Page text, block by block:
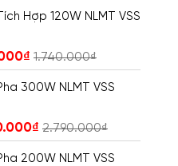
Hợp 120W NLMT VSS
₫ 1.740.000₫
300W NLMT VSS
₫ 2.790.000₫
200W NLMT VSS